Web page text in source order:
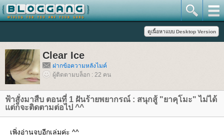
Clear Ice
ฝากข้อความหลังไมค์
ผู้ติดตามบล็อก : 22 คน
ฟ้าสั่งมาสืบ ตอนที่ 1 ฝันร้ายพยากรณ์ : สนุกสู้ "ยาคุโมะ" ไม่ได้
ต่ก็จะติดตามต่อไป ^^
เพิ่งอ่านจบอีกเล่มค่ะ ^^